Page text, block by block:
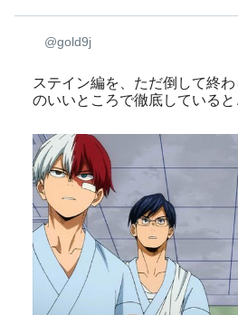
@gold9j
ステイン編を、ただ倒して終
のいいところで徹底していると